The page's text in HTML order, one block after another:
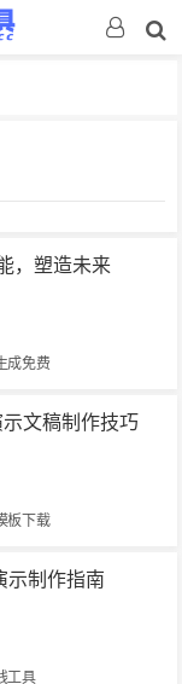
，塑造未来
成免费
文稿制作技巧
板下载
示制作指南
工具